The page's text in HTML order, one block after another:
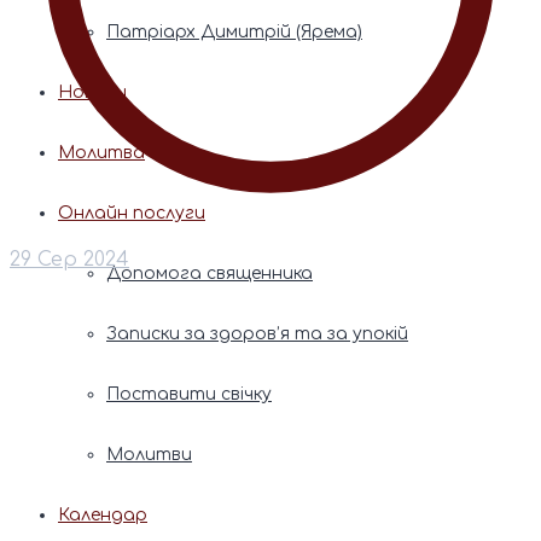
Патріарх Димитрій (Ярема)
Новини
Молитва
Онлайн послуги
Допомога священника
Записки за здоров’я та за упокій
Поставити свічку
Молитви
Календар
29 Сер 2024